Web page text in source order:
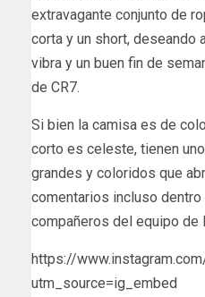
extravagante conjunto de
corta y un short, deseando
vibra y un buen fin de
de CR7.
Si bien la camisa es de
corto es celeste, tienen
grandes y coloridos que
comentarios incluso
compañeros del equipo de
https://
utm_source=ig_embed